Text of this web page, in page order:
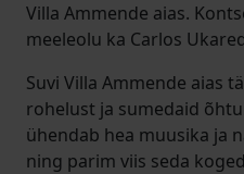
Villa Ammende aias.
meeleolu ka Carlos
Suvi Villa Ammende aias
rohelust ja sumedaid
ühendab hea muusika ja
ning parim viis seda